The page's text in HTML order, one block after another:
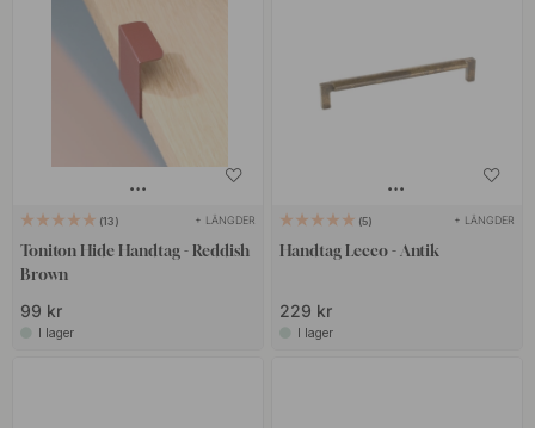
13 + LÄNGDER
Toniton Hide Handtag - Reddish
Brown
99 kr
I lager
5 + LÄNGDER
Handtag Lecco - Antik
229 kr
I lager